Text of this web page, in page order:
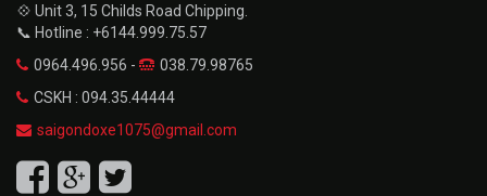
💠 Unit 3, 15 Childs Road Chipping.
📞 Hotline : +6144.999.75.57
0964.496.956 -
038.79.98765
CSKH : 094.35.44444
saigondoxe1075@gmail.com